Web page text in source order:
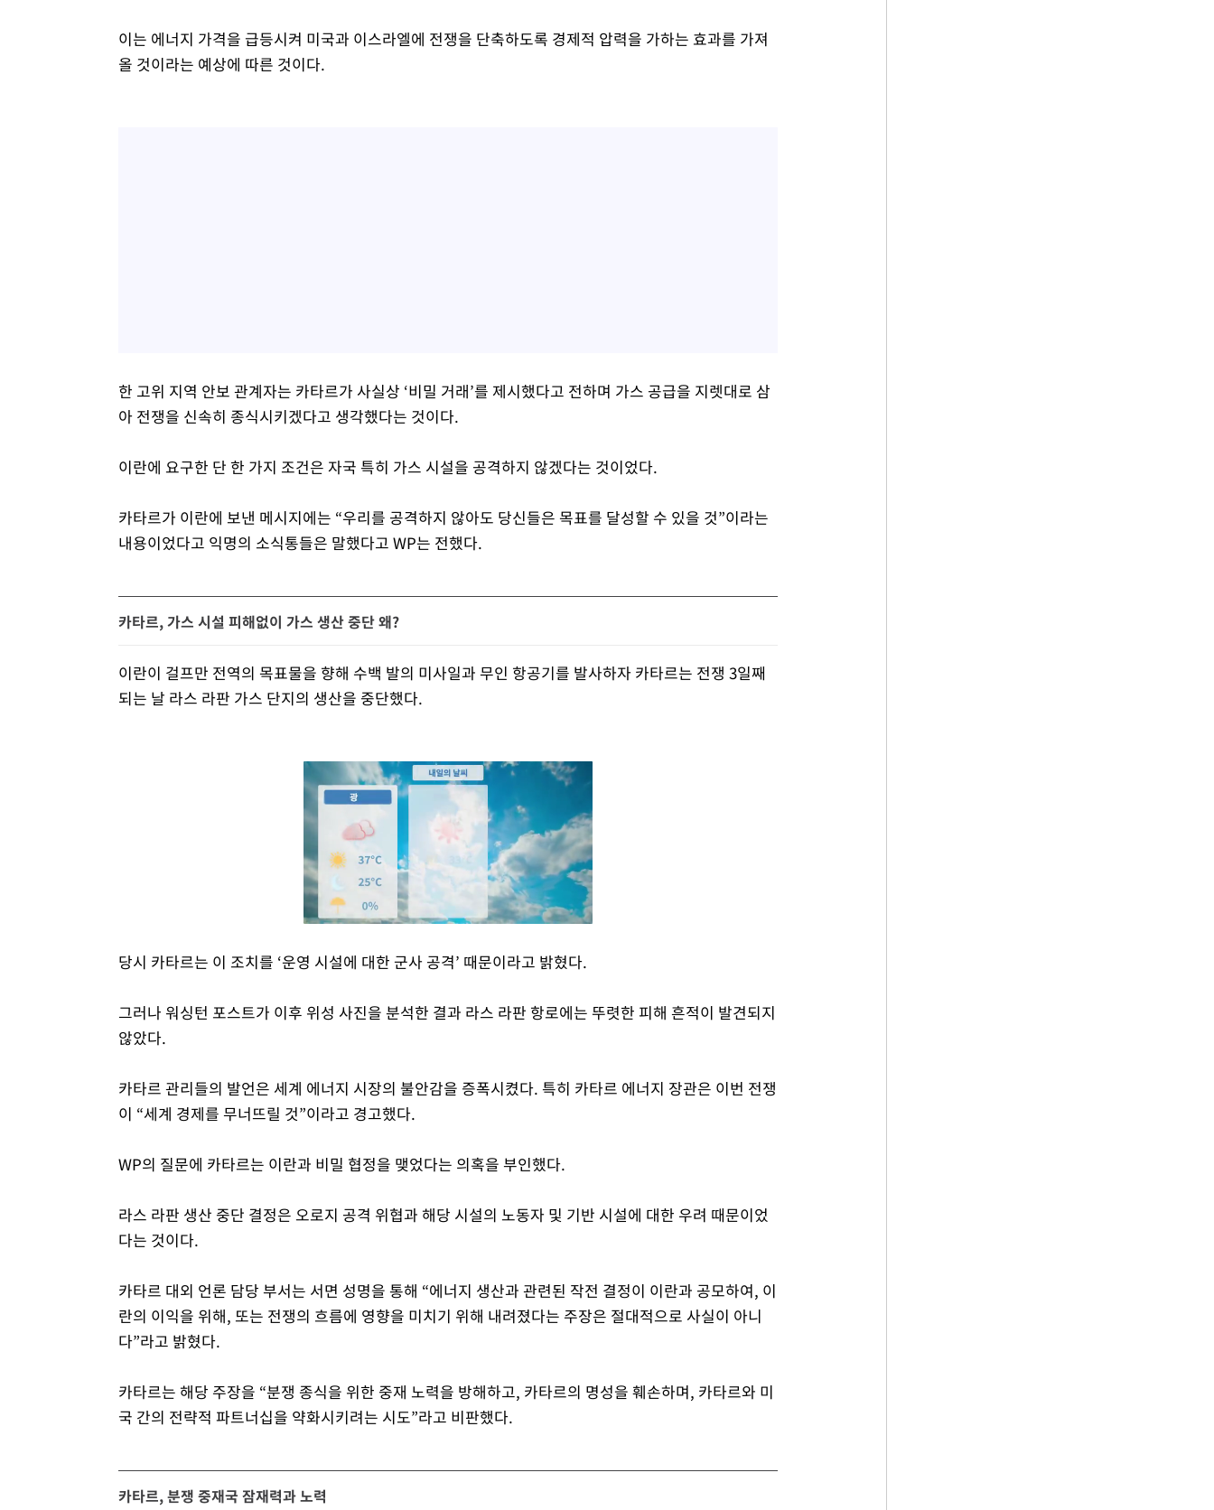
이는 에너지 가격을 급등시켜 미국과 이스라엘에 전쟁을 단축하도록 경제적 압력을 가하는 효과를 가져
올 것이라는 예상에 따른 것이다.
한 고위 지역 안보 관계자는 카타르가 사실상 ‘비밀 거래’를 제시했다고 전하며 가스 공급을 지렛대로 삼
아 전쟁을 신속히 종식시키겠다고 생각했다는 것이다.
이란에 요구한 단 한 가지 조건은 자국 특히 가스 시설을 공격하지 않겠다는 것이었다.
카타르가 이란에 보낸 메시지에는 “우리를 공격하지 않아도 당신들은 목표를 달성할 수 있을 것”이라는
내용이었다고 익명의 소식통들은 말했다고 WP는 전했다.
카타르, 가스 시설 피해없이 가스 생산 중단 왜?
이란이 걸프만 전역의 목표물을 향해 수백 발의 미사일과 무인 항공기를 발사하자 카타르는 전쟁 3일째
되는 날 라스 라판 가스 단지의 생산을 중단했다.
당시 카타르는 이 조치를 ‘운영 시설에 대한 군사 공격’ 때문이라고 밝혔다.
그러나 워싱턴 포스트가 이후 위성 사진을 분석한 결과 라스 라판 항로에는 뚜렷한 피해 흔적이 발견되지
않았다.
카타르 관리들의 발언은 세계 에너지 시장의 불안감을 증폭시켰다. 특히 카타르 에너지 장관은 이번 전쟁
이 “세계 경제를 무너뜨릴 것”이라고 경고했다.
WP의 질문에 카타르는 이란과 비밀 협정을 맺었다는 의혹을 부인했다.
라스 라판 생산 중단 결정은 오로지 공격 위협과 해당 시설의 노동자 및 기반 시설에 대한 우려 때문이었
다는 것이다.
카타르 대외 언론 담당 부서는 서면 성명을 통해 “에너지 생산과 관련된 작전 결정이 이란과 공모하여, 이
란의 이익을 위해, 또는 전쟁의 흐름에 영향을 미치기 위해 내려졌다는 주장은 절대적으로 사실이 아니
다”라고 밝혔다.
카타르는 해당 주장을 “분쟁 종식을 위한 중재 노력을 방해하고, 카타르의 명성을 훼손하며, 카타르와 미
국 간의 전략적 파트너십을 약화시키려는 시도”라고 비판했다.
카타르, 분쟁 중재국 잠재력과 노력